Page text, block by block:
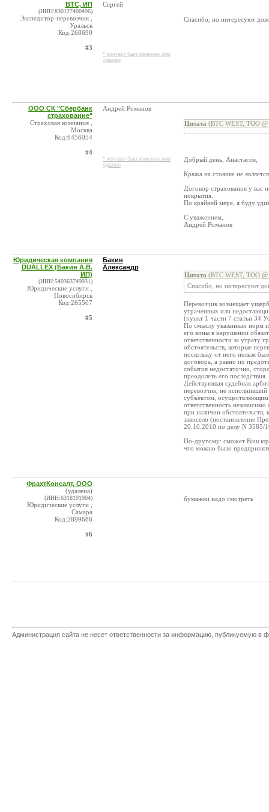
BTC, ИП
(ИНН:830127400496)
Экспедитор-перевозчик ,
Уральск
Код:268690
#3
Сергей
* контакт был изменен или
удален
Спасибо, но интересуют
ООО СК "Сбербанк
страхование"
Страховая компания ,
Москва
Код:6456054
#4
Андрей Романов
* контакт был изменен или
удален
Цитата (BTC WEST, ТОО
Добрый день, Анастасия,
Кража на стоянке не
Договор страхования у вас
покрытия.
По крайней мере, я буду
С уважением,
Андрей Романов
Юридическая компания
DUALLEX (Бакин А.В.
ИП)
(ИНН:540363749931)
Юридические услуги ,
Новосибирск
Код:265507
#5
Бакин
Александр
Цитата (BTC WEST, ТОО
Спасибо, но интересуют
Перевозчик возмещает
утраченных или
(пункт 1 части 7 статьи 34
По смыслу указанных норм
его вины в нарушении
ответственности за утрату
обстоятельств, которые
поскольку от него нельзя
договора, а равно их
события недостаточно,
преодолеть его последствия.
Действующая судебная
перевозчик, не
субъектом, осуществляющим
ответственность
при наличии обстоятельств,
зависело (постановление
20.10.2010 по делу N 3585/
По-другому: сможет Ваш
что можно было
ФрахтКонсалт, ООО
(удалена)
(ИНН:6318191904)
Юридические услуги ,
Самара
Код:2899686
#6
бумажки надо смотреть
Администрация сайта не несет ответственности за информацию, публикуемую